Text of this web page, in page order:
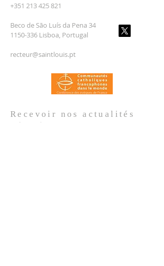
+351 213 425 821
Beco de São Luís da Pena 34
1150-336 Lisboa, Portugal
recteur@saintlouis.pt
Recevoir nosactualités
Prénom
*